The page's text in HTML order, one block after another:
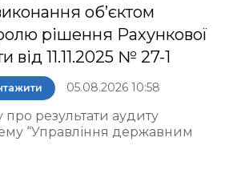
об’єктом
рішення Рахункової
від 11.11.2025 № 27-1
05.08.2026 10:58
про результати аудиту
“Управління державним